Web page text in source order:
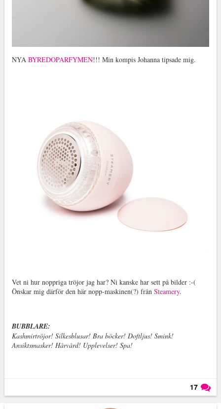
NYA BYREDOPARFYMEN!!! Min kompis Johanna tipsade mig.
Vet ni hur noppriga tröjor jag har? Ni kanske har sett på bilder :-(
Önskar mig därför den här nopp-maskinen(?) från Steamery.
BUBBLARE:
Kashmirtröjor! Silkesblusar! Bra böcker! Doftljus! Smink!
Ansiktsmasker! Hårvård! Upplevelser! Spa!
17